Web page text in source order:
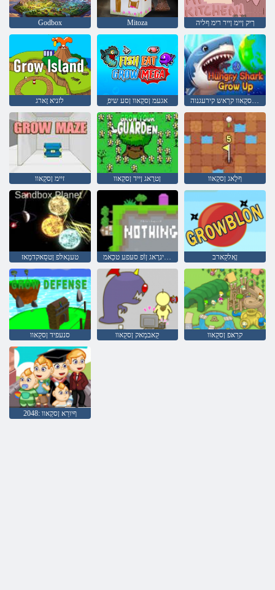
Godbox Mitoza ךיק ןיימ ןייר רימ ףליה
לזניא זָארג ַאגעמ ןסקַאוו ןסע שיפ ףיורַא ןסקַאוו קרַאש קירעגנוה
זיימ ןסקַאוו ןטרָאג ןייד ןסקַאוו ףלָאג ןסקַאוו
טענַאלּפ ןטסַאקדמַאז טשינרָאג ןוֿפ סעּפע טכַאמ ןָאלקַארב
סנעפיד ןסקַאוו קַאבמַאק ןסקַאוו קרַאּפ ןסקַאוו
ףיורַא ןסקַאוו :2048